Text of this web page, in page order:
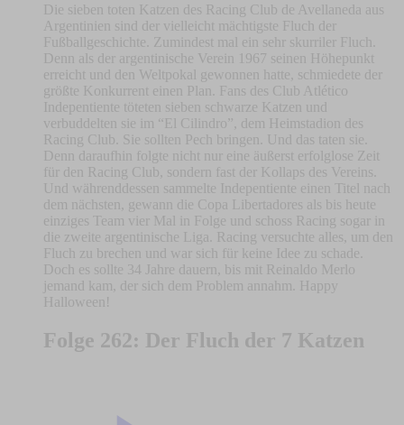
Die sieben toten Katzen des Racing Club de Avellaneda aus
Argentinien sind der vielleicht mächtigste Fluch der
Fußballgeschichte. Zumindest mal ein sehr skurriler Fluch.
Denn als der argentinische Verein 1967 seinen Höhepunkt
erreicht und den Weltpokal gewonnen hatte, schmiedete der
größte Konkurrent einen Plan. Fans des Club Atlético
Indepentiente töteten sieben schwarze Katzen und
verbuddelten sie im “El Cilindro”, dem Heimstadion des
Racing Club. Sie sollten Pech bringen. Und das taten sie.
Denn daraufhin folgte nicht nur eine äußerst erfolglose Zeit
für den Racing Club, sondern fast der Kollaps des Vereins.
Und währenddessen sammelte Indepentiente einen Titel nach
dem nächsten, gewann die Copa Libertadores als bis heute
einziges Team vier Mal in Folge und schoss Racing sogar in
die zweite argentinische Liga. Racing versuchte alles, um den
Fluch zu brechen und war sich für keine Idee zu schade.
Doch es sollte 34 Jahre dauern, bis mit Reinaldo Merlo
jemand kam, der sich dem Problem annahm. Happy
Halloween!
Folge 262: Der Fluch der 7 Katzen